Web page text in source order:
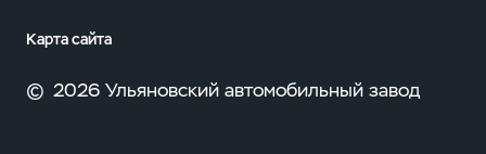
Карта сайта
© 2026 Ульяновский автомобильный завод